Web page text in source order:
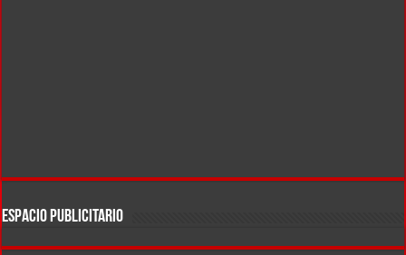
ESPACIO PUBLICITARIO